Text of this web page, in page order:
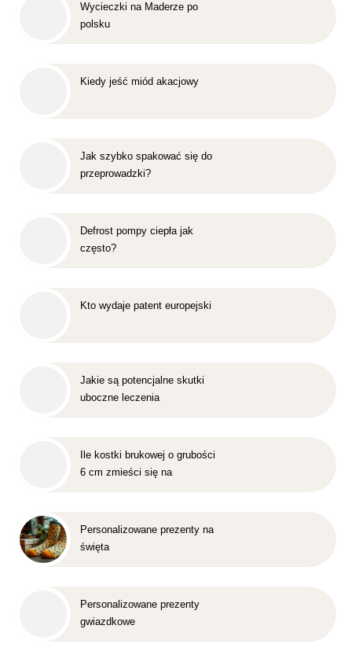
Wycieczki na Maderze po
polsku
Kiedy jeść miód akacjowy
Jak szybko spakować się do
przeprowadzki?
Defrost pompy ciepła jak
często?
Kto wydaje patent europejski
Jakie są potencjalne skutki
uboczne leczenia
Ile kostki brukowej o grubości
6 cm zmieści się na
Personalizowane prezenty na
święta
Personalizowane prezenty
gwiazdkowe